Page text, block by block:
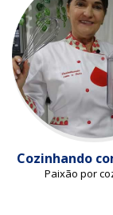
Cozinhando
Paixão por